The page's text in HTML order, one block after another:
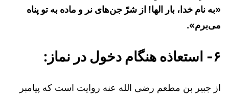
«به نام خدا، بار الها! از شرّ جن‌های نر و ماده به تو پناه
می‌برم».
۶- استعاذه هنگام دخول در نماز:
از جبیر بن مطعم رضی الله عنه روایت است که پیامبر